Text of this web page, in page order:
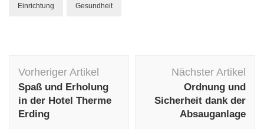
Einrichtung Gesundheit
Vorheriger Artikel
Spaß und Erholung
in der Hotel Therme
Erding
Nächster Artikel
Ordnung und
Sicherheit dank der
Absauganlage